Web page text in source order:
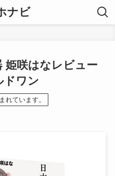
ナビ
姫咲はなレビュー
ドワン
れています。